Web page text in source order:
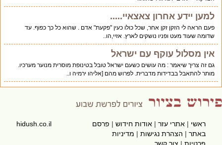
למען יידע אחרון צאצאיי.....
פעם הראה לי הזקן זקן אחר, שכל כולו כעין "פקעת" אדם . שהוא כל כך כפוף. עד
שדומה שעוד מעט ופניו נושקים לארץ. אזיי,הו..
אין מסלול עוקף עם ישראל
גם זה צריך שיאמר : מה עושים כשעם ישראל טובל בטינופת מוסרית מנוער מערכיו.
מותר להתאבל בבדידות מדברית. לפרוש מהם [אליהו ירמיה ו..
ראשי|אתרי עזר|אודות חידוש|פרסם
באתר|הצהרת נגישות|מדיניות
hidush.co.il